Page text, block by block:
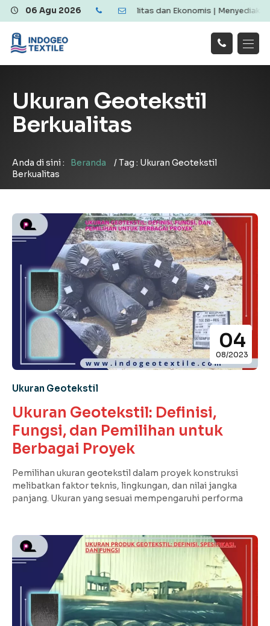
06 Agu 2026
Penjualan Geotextile Berkualitas dan Ekonomis | Menyediakan
Tentang Kami
Galeri
Layanan
Hubungi
Ukuran Geotekstil
Berkualitas
Anda di sini : Beranda /Tag : Ukuran Geotekstil
Berkualitas
04
08/2023
Ukuran Geotekstil
Ukuran Geotekstil: Definisi,
Fungsi, dan Pemilihan untuk
Berbagai Proyek
Pemilihan ukuran geotekstil dalam proyek konstruksi
melibatkan faktor teknis, lingkungan, dan nilai jangka
panjang. Ukuran yang sesuai mempengaruhi performa